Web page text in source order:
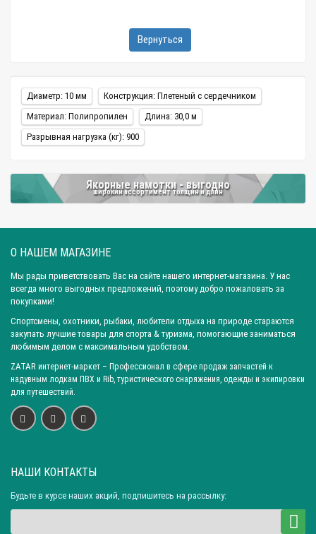
Вернуться
Диаметр: 10 мм
Конструкция: Плетеный с сердечником
Материал: Полипропилен
Длина: 30,0 м
Разрывная нагрузка (кг): 900
Якорные намотки - выгодно
широкий ассортимент толщин и длин
О НАШЕМ МАГАЗИНЕ
Мы рады приветствовать Вас на сайте нашего интернет-магазина. У нас
всегда много выгодных предложений, поэтому добро пожаловать за
покупками!
Спортсмены, охотники, рыбаки, любители отдыха на природе стараются
закупать лучшие товары для спорта & туризма, помогающие заниматься
любимым делом с максимальным удобством.
ZATAR интернет-маркет – Профессионал в сфере продаж запчастей к
надувным лодкам ПВХ и Rib, туристического снаряжения, одежды и экипировки
для путешествий.
НАШИ КОНТАКТЫ
Будьте в курсе наших акций, подпишитесь на рассылку: